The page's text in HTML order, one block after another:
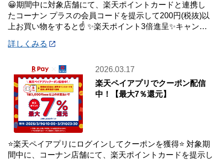
😀期間中に対象店舗にて、楽天ポイントカードと連携し
たコーナン プラスの会員コードを提示して200円(税抜)以
上お買い物をすると☝️ ✨楽天ポイント3倍進呈✨キャンペ
詳しくみる
2026.03.17
楽天ペイアプリでクーポン配信
中！【最大7％還元】
⭐楽天ペイアプリにログインしてクーポンを獲得⭐ 対象期
間中に、コーナン店舗にて、楽天ポイントカードを提示し